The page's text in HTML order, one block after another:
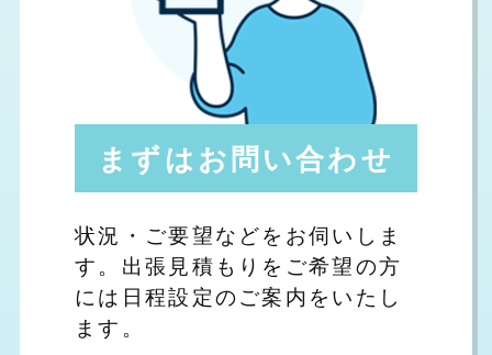
まずはお問い合わせ
状況・ご要望などをお伺いしま
す。出張見積もりをご希望の方
には日程設定のご案内をいたし
ます。